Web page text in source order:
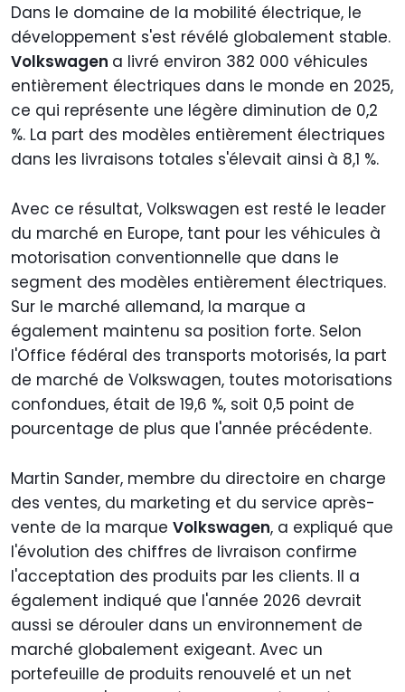
Dans le domaine de la mobilité électrique, le
développement s'est révélé globalement stable.
Volkswagen a livré environ 382 000 véhicules
entièrement électriques dans le monde en 2025,
ce qui représente une légère diminution de 0,2
%. La part des modèles entièrement électriques
dans les livraisons totales s'élevait ainsi à 8,1 %.
Avec ce résultat, Volkswagen est resté le leader
du marché en Europe, tant pour les véhicules à
motorisation conventionnelle que dans le
segment des modèles entièrement électriques.
Sur le marché allemand, la marque a
également maintenu sa position forte. Selon
l'Office fédéral des transports motorisés, la part
de marché de Volkswagen, toutes motorisations
confondues, était de 19,6 %, soit 0,5 point de
pourcentage de plus que l'année précédente.
Martin Sander, membre du directoire en charge
des ventes, du marketing et du service après-
vente de la marque Volkswagen, a expliqué que
l'évolution des chiffres de livraison confirme
l'acceptation des produits par les clients. Il a
également indiqué que l'année 2026 devrait
aussi se dérouler dans un environnement de
marché globalement exigeant. Avec un
portefeuille de produits renouvelé et un net